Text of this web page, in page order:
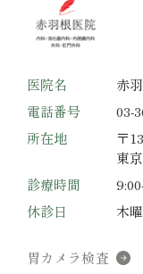
医院名
赤
電話番号
03-
所在地
〒
東
診療時間
休診日
木
胃カメラ検査